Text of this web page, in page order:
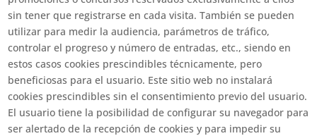
sin tener que registrarse en cada visita. También se pueden
utilizar para medir la audiencia, parámetros de tráfico,
controlar el progreso y número de entradas, etc., siendo en
estos casos cookies prescindibles técnicamente, pero
beneficiosas para el usuario. Este sitio web no instalará
cookies prescindibles sin el consentimiento previo del usuario.
El usuario tiene la posibilidad de configurar su navegador para
ser alertado de la recepción de cookies y para impedir su